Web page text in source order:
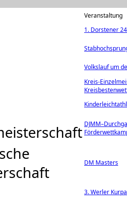
Veranstaltung
1. Dorstener
Volkslauf um
Kreis-
DM Masters
3. Werler